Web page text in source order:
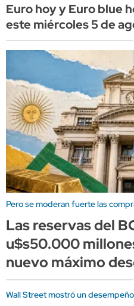
Euro hoy y Euro blue
este miércoles 5 de
Pero se moderan fuerte las
Las reservas del
u$s50.000
nuevo máximo
Wall Street mostró un